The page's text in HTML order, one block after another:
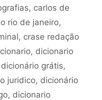
, carlos de
rio de janeiro,
, crase redação
, dicionario
dicionário grátis,
juridico, dicionário
, dicionario